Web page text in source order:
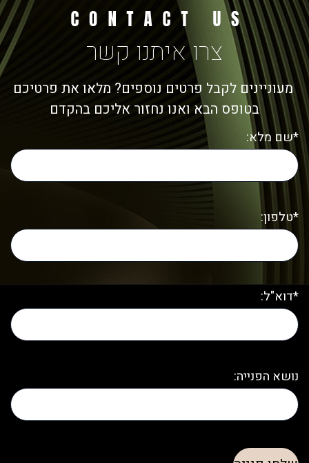
צרו איתנו קשר
מעוניינים לקבל פרטים נוספים? מלאו את פרטיכם
בטופס הבא ואנו נחזור אליכם בהקדם
*שם מלא:
*טלפון:
*דוא"ל:
נושא הפנייה: